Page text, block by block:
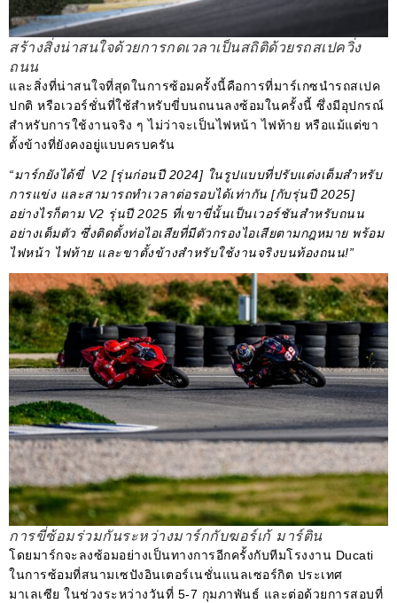
สร้างสิ่งน่าสนใจด้วยการกดเวลาเป็นสถิติด้วยรถสเปควิ่ง
ถนน
และสิ่งที่น่าสนใจที่สุดในการซ้อมครั้งนี้คือการที่มาร์เกซนำรถสเปค
ปกติ หรือเวอร์ชั่นที่ใช้สำหรับขี่บนถนนลงซ้อมในครั้งนี้ ซึ่งมีอุปกรณ์
สำหรับการใช้งานจริง ๆ ไม่ว่าจะเป็นไฟหน้า ไฟท้าย หรือแม้แต่ขา
ตั้งข้างที่ยังคงอยู่แบบครบครัน
“มาร์กยังได้ขี่ V2 [รุ่นก่อนปี 2024] ในรูปแบบที่ปรับแต่งเต็มสำหรับ
การแข่ง และสามารถทำเวลาต่อรอบได้เท่ากัน [กับรุ่นปี 2025]
อย่างไรก็ตาม V2 รุ่นปี 2025 ที่เขาขี่นั้นเป็นเวอร์ชันสำหรับถนน
อย่างเต็มตัว ซึ่งติดตั้งท่อไอเสียที่มีตัวกรองไอเสียตามกฎหมาย พร้อม
ไฟหน้า ไฟท้าย และขาตั้งข้างสำหรับใช้งานจริงบนท้องถนน!”
การขี่ซ้อมร่วมกันระหว่างมาร์กกับฆอร์เก้ มาร์ติน
โดยมาร์กจะลงซ้อมอย่างเป็นทางการอีกครั้งกับทีมโรงงาน Ducati
ในการซ้อมที่สนามเซปังอินเตอร์เนชั่นแนลเซอร์กิต ประเทศ
มาเลเซีย ในช่วงระหว่างวันที่ 5-7 กุมภาพันธ์ และต่อด้วยการสอบที่